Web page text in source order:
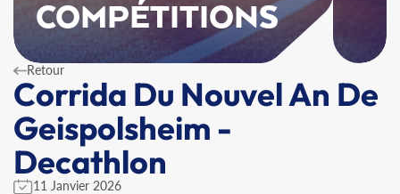
COMPÉTITIONS
Retour
Corrida Du Nouvel An De
Geispolsheim -
Decathlon
11 Janvier 2026